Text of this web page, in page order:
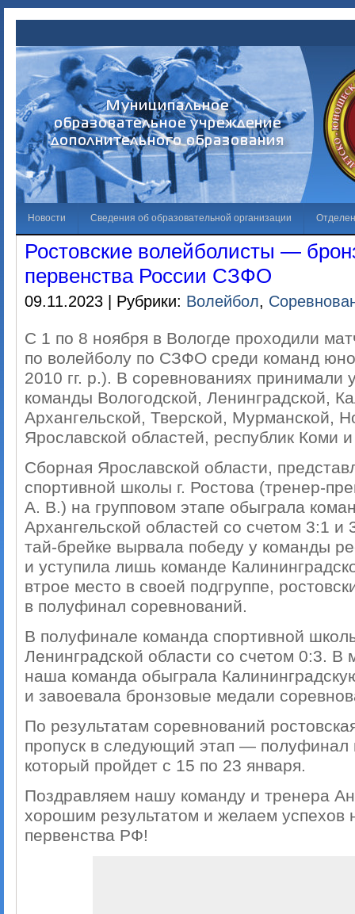
Новости Сведения об образовательной организации
Обращения граждан Решаем вместе Галерея
Лучший спортсмен Противодействие коррупции
Ростовские волейболисты —
первенства России СЗФО
09.11.2023 | Рубрики: Волейбол,
С 1 по 8 ноября в Вологде проходили
по волейболу по СЗФО среди команд
2010 гг. р.). В соревнованиях принимали
команды Вологодской, Ленинградской,
Архангельской, Тверской, Мурманской,
Ярославской областей, республик Коми
Сборная Ярославской области,
спортивной школы г. Ростова (тренер-
А. В.) на групповом этапе обыграла
Архангельской областей со счетом 3:1 и
тай-брейке вырвала победу у команды
и уступила лишь команде
втрое место в своей подгруппе,
в полуфинал соревнований.
В полуфинале команда спортивной
Ленинградской области со счетом 0:3. В
наша команда обыграла
и завоевала бронзовые медали
По результатам соревнований
пропуск в следующий этап — полуфинал
который пройдет с 15 по 23 января.
Поздравляем нашу команду и тренера
хорошим результатом и желаем успехов
первенства РФ!